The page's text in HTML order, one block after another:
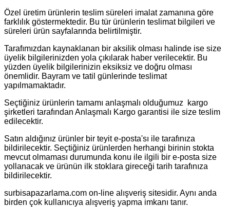
Özel üretim ürünlerin teslim süreleri imalat zamanına göre
farklılık göstermektedir. Bu tür ürünlerin teslimat bilgileri ve
süreleri ürün sayfalarında belirtilmiştir.
Tarafımızdan kaynaklanan bir aksilik olması halinde ise size
üyelik bilgilerinizden yola çıkılarak haber verilecektir. Bu
yüzden üyelik bilgilerinizin eksiksiz ve doğru olması
önemlidir. Bayram ve tatil günlerinde teslimat
yapılmamaktadır.
Seçtiğiniz ürünlerin tamamı anlaşmalı olduğumuz kargo
şirketleri tarafından Anlaşmalı Kargo garantisi ile size teslim
edilecektir.
Satın aldığınız ürünler bir teyit e-posta'sı ile tarafınıza
bildirilecektir. Seçtiğiniz ürünlerden herhangi birinin stokta
mevcut olmaması durumunda konu ile ilgili bir e-posta size
yollanacak ve ürünün ilk stoklara gireceği tarih tarafınıza
bildirilecektir.
surbisapazarlama.com on-line alışveriş sitesidir. Aynı anda
birden çok kullanıcıya alışveriş yapma imkanı tanır.